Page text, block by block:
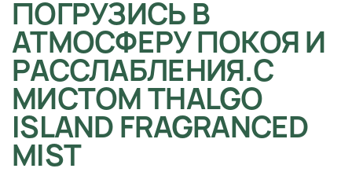
ПОГРУЗИСЬ В
АТМОСФЕРУ ПОКОЯ И
РАССЛАБЛЕНИЯ.С
МИСТОМ THALGO
ISLAND FRAGRANCED
MIST